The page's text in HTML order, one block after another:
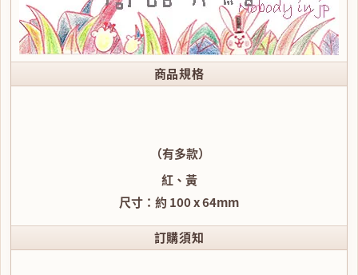
商品規格
（有多款）
紅、黃
尺寸：約 100 x 64mm
訂購須知